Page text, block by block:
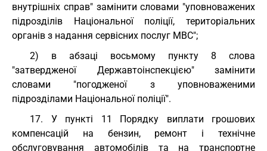
внутрішніх справ" замінити словами "уповноважених
підрозділів Національної поліції, територіальних
органів з надання сервісних послуг МВС";
2) в абзаці восьмому пункту 8 слова
"затвердженої Державтоінспекцією" замінити
словами "погодженої з уповноваженими
підрозділами Національної поліції".
17. У пункті 11 Порядку виплати грошових
компенсацій на бензин, ремонт і технічне
обслуговування автомобілів та на транспортне